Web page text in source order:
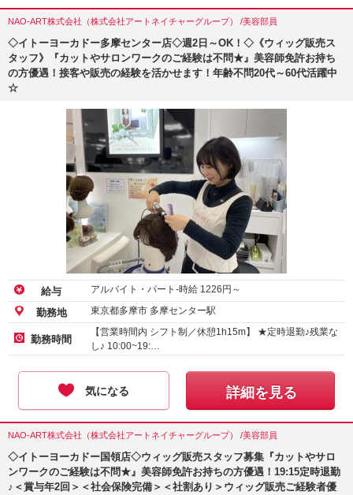
NAO-ART株式会社（株式会社アートネイチャーグループ） /美容部員
◇イトーヨーカドー多摩センター店◇週2日～OK！◇《ウィッグ販売ス
タッフ》『カットやサロンワークのご経験は不問★』美容師免許お持ち
の方優遇！接客や販売の経験を活かせます！年齢不問20代～60代活躍中
☆
給与 アルバイト・パート-時給 1226 円～
勤務地 東京都多摩市 多摩センター駅
勤務時間
【営業時間内 シフト制／休憩1h15m】 ★定時退勤♪残業な
し♪ 10:00~19:…
気になる 詳細を見る
NAO-ART株式会社（株式会社アートネイチャーグループ） /美容部員
◇イトーヨーカドー国領店◇ウィッグ販売スタッフ募集『カットやサロ
ンワークのご経験は不問★』美容師免許お持ちの方優遇！19:15定時退勤
♪＜賞与年2回＞＜社会保険完備＞＜社割あり＞ウィッグ販売ご経験者優